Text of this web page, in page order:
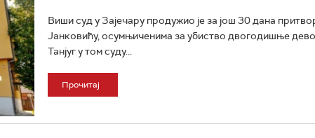
Виши суд у Зајечару продужио је за још 30 дана
Јанковићу, осумњиченима за убиство двогодишње
Танјуг у том суду...
Прочитај